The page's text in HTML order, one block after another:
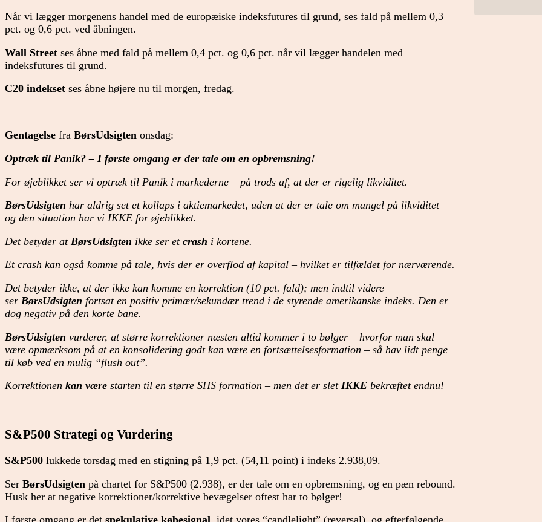
Når vi lægger morgenens handel med de europæiske indeksfutures til grund, ses fald på mellem 0,3
pct. og 0,6 pct. ved åbningen.
Wall Street ses åbne med fald på mellem 0,4 pct. og 0,6 pct. når vil lægger handelen med
indeksfutures til grund.
C20 indekset ses åbne højere nu til morgen, fredag.
Gentagelse fra BørsUdsigten onsdag:
Optræk til Panik? – I første omgang er der tale om en opbremsning!
For øjeblikket ser vi optræk til Panik i markederne – på trods af, at der er rigelig likviditet.
BørsUdsigten har aldrig set et kollaps i aktiemarkedet, uden at der er tale om mangel på likviditet –
og den situation har vi IKKE for øjeblikket.
Det betyder at BørsUdsigten ikke ser et crash i kortene.
Et crash kan også komme på tale, hvis der er overflod af kapital – hvilket er tilfældet for nærværende.
Det betyder ikke, at der ikke kan komme en korrektion (10 pct. fald); men indtil videre
ser BørsUdsigten fortsat en positiv primær/sekundær trend i de styrende amerikanske indeks. Den er
dog negativ på den korte bane.
BørsUdsigten vurderer, at større korrektioner næsten altid kommer i to bølger – hvorfor man skal
være opmærksom på at en konsolidering godt kan være en fortsættelsesformation – så hav lidt penge
til køb ved en mulig “flush out”.
Korrektionen kan være starten til en større SHS formation – men det er slet IKKE bekræftet endnu!
S&P500 Strategi og Vurdering
S&P500 lukkede torsdag med en stigning på 1,9 pct. (54,11 point) i indeks 2.938,09.
Ser BørsUdsigten på chartet for S&P500 (2.938), er der tale om en opbremsning, og en pæn rebound.
Husk her at negative korrektioner/korrektive bevægelser oftest har to bølger!